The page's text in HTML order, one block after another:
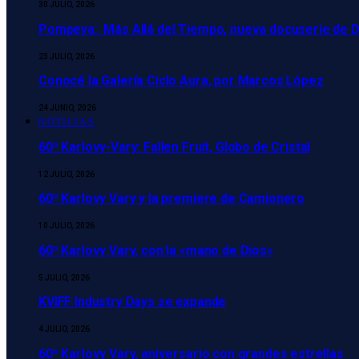
30 JULIO, 2026
Pompeya: Más Allá del Tiempo, nueva docuserie de
23 JULIO, 2026
Conocé la Galería Ciclo Aura, por Marcos López
24 JUNIO, 2026
NOTICIAS
60º Karlovy-Vary: Fallen Fruit, Globo de Cristal
12 JULIO, 2026
60º Karlovy Vary y la premiere de Camionero
10 JULIO, 2026
60º Karlovy Vary, con la «mano de Dios»
5 JULIO, 2026
KVIFF Industry Days se expande
4 JULIO, 2026
60º Karlovy Vary, aniversario con grandes estrellas